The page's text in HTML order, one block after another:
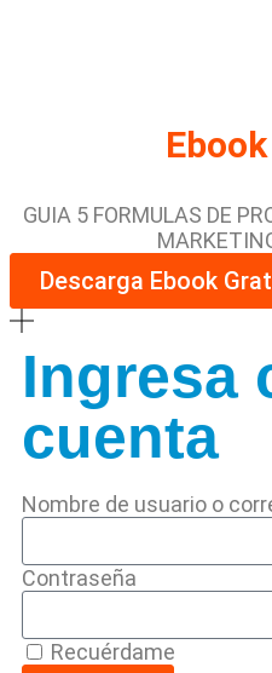
GUIA 5 FORMULAS DE
Descarga Ebook
Ingresa
cuenta
Nombre de usuario o
Contraseña
Recuérdame